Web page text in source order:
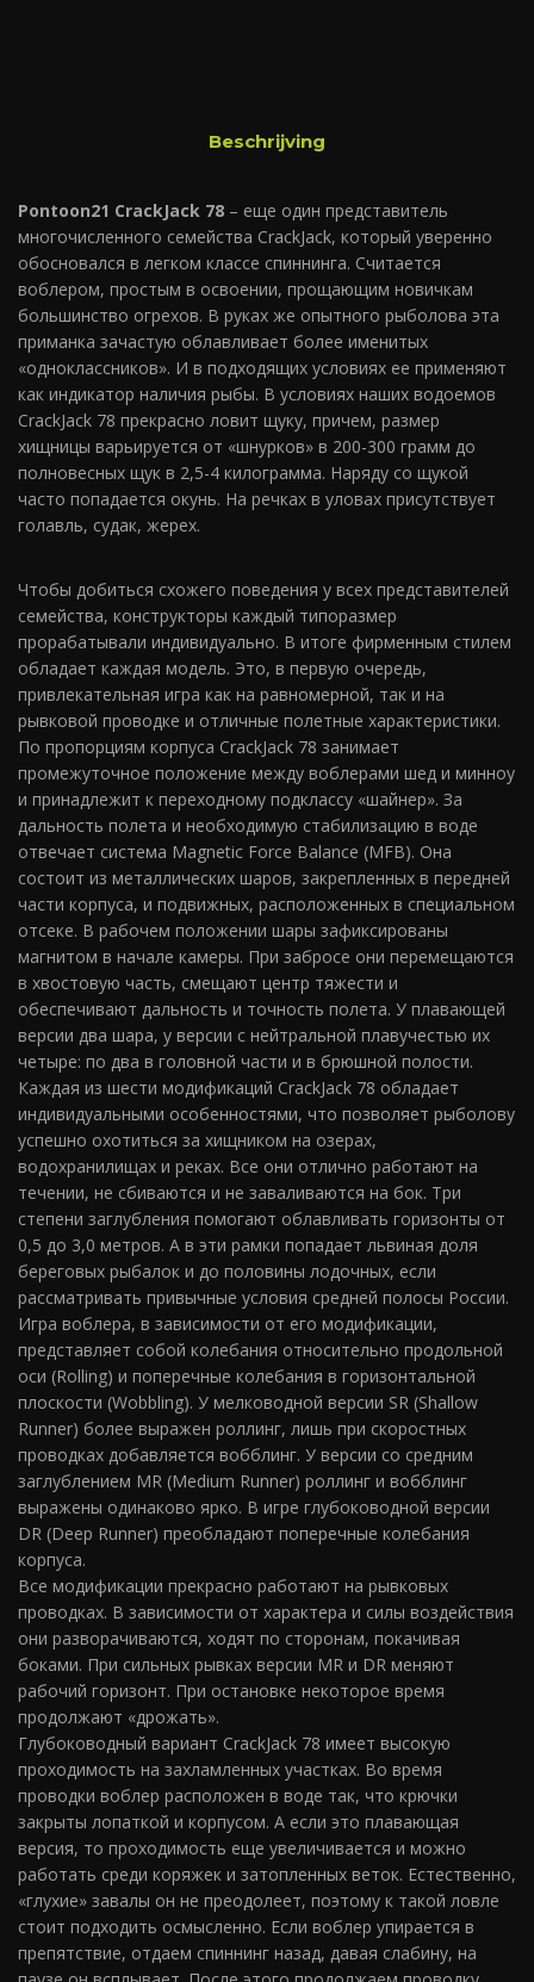
Beschrijving
Pontoon21 CrackJack 78 – еще один представитель
многочисленного семейства CrackJack, который уверенно
обосновался в легком классе спиннинга. Считается
воблером, простым в освоении, прощающим новичкам
большинство огрехов. В руках же опытного рыболова эта
приманка зачастую облавливает более именитых
«одноклассников». И в подходящих условиях ее применяют
как индикатор наличия рыбы. В условиях наших водоемов
CrackJack 78 прекрасно ловит щуку, причем, размер
хищницы варьируется от «шнурков» в 200-300 грамм до
полновесных щук в 2,5-4 килограмма. Наряду со щукой
часто попадается окунь. На речках в уловах присутствует
голавль, судак, жерех.
Чтобы добиться схожего поведения у всех представителей
семейства, конструкторы каждый типоразмер
прорабатывали индивидуально. В итоге фирменным стилем
обладает каждая модель. Это, в первую очередь,
привлекательная игра как на равномерной, так и на
рывковой проводке и отличные полетные характеристики.
По пропорциям корпуса CrackJack 78 занимает
промежуточное положение между воблерами шед и минноу
и принадлежит к переходному подклассу «шайнер». За
дальность полета и необходимую стабилизацию в воде
отвечает система Magnetic Force Balance (MFB). Она
состоит из металлических шаров, закрепленных в передней
части корпуса, и подвижных, расположенных в специальном
отсеке. В рабочем положении шары зафиксированы
магнитом в начале камеры. При забросе они перемещаются
в хвостовую часть, смещают центр тяжести и
обеспечивают дальность и точность полета. У плавающей
версии два шара, у версии с нейтральной плавучестью их
четыре: по два в головной части и в брюшной полости.
Каждая из шести модификаций CrackJack 78 обладает
индивидуальными особенностями, что позволяет рыболову
успешно охотиться за хищником на озерах,
водохранилищах и реках. Все они отлично работают на
течении, не сбиваются и не заваливаются на бок. Три
степени заглубления помогают облавливать горизонты от
0,5 до 3,0 метров. А в эти рамки попадает львиная доля
береговых рыбалок и до половины лодочных, если
рассматривать привычные условия средней полосы России.
Игра воблера, в зависимости от его модификации,
представляет собой колебания относительно продольной
оси (Rolling) и поперечные колебания в горизонтальной
плоскости (Wobbling). У мелководной версии SR (Shallow
Runner) более выражен роллинг, лишь при скоростных
проводках добавляется вобблинг. У версии со средним
заглублением MR (Medium Runner) роллинг и вобблинг
выражены одинаково ярко. В игре глубоководной версии
DR (Deep Runner) преобладают поперечные колебания
корпуса.
Все модификации прекрасно работают на рывковых
проводках. В зависимости от характера и силы воздействия
они разворачиваются, ходят по сторонам, покачивая
боками. При сильных рывках версии MR и DR меняют
рабочий горизонт. При остановке некоторое время
продолжают «дрожать».
Глубоководный вариант CrackJack 78 имеет высокую
проходимость на захламленных участках. Во время
проводки воблер расположен в воде так, что крючки
закрыты лопаткой и корпусом. А если это плавающая
версия, то проходимость еще увеличивается и можно
работать среди коряжек и затопленных веток. Естественно,
«глухие» завалы он не преодолеет, поэтому к такой ловле
стоит подходить осмысленно. Если воблер упирается в
препятствие, отдаем спиннинг назад, давая слабину, на